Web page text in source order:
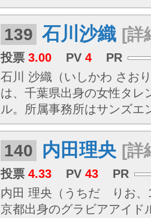
139 石川沙織 [詳
投票 3.00 PV 4
PR
石川 沙織（いしかわ さお
は、千葉県出身の女性タレ
ル。所属事務所はサンズエ
140 内田理央 [詳
投票 4.33 PV 43
PR
内田 理央（うちだ りお、
京都出身のグラビアアイド